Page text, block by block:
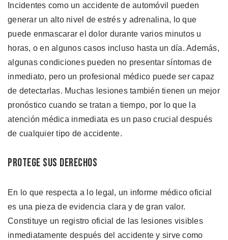
Incidentes como un accidente de automóvil pueden
generar un alto nivel de estrés y adrenalina, lo que
puede enmascarar el dolor durante varios minutos u
horas, o en algunos casos incluso hasta un día. Además,
algunas condiciones pueden no presentar síntomas de
inmediato, pero un profesional médico puede ser capaz
de detectarlas. Muchas lesiones también tienen un mejor
pronóstico cuando se tratan a tiempo, por lo que la
atención médica inmediata es un paso crucial después
de cualquier tipo de accidente.
Protege Sus Derechos
En lo que respecta a lo legal, un informe médico oficial
es una pieza de evidencia clara y de gran valor.
Constituye un registro oficial de las lesiones visibles
inmediatamente después del accidente y sirve como